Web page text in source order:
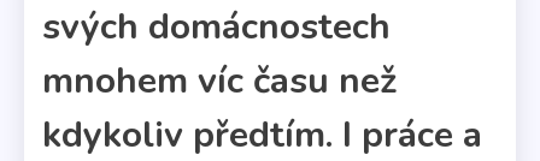
svých domácnostech
mnohem víc času než
kdykoliv předtím. I práce a